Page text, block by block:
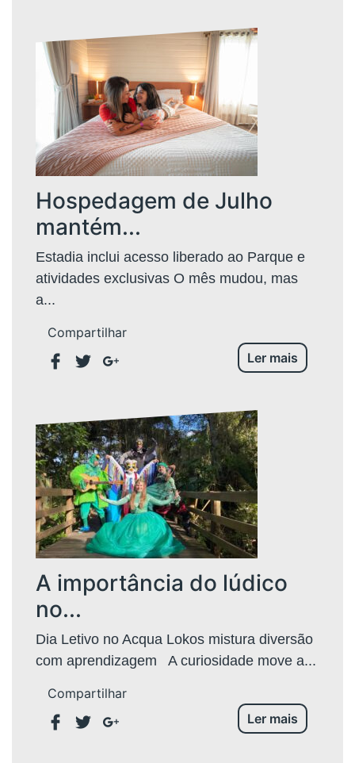
Hospedagem de Julho
mantém...
Estadia inclui acesso liberado ao Parque e
atividades exclusivas O mês mudou, mas
a...
Compartilhar
Ler mais
A importância do lúdico
no...
Dia Letivo no Acqua Lokos mistura diversão
com aprendizagem A curiosidade move a...
Compartilhar
Ler mais